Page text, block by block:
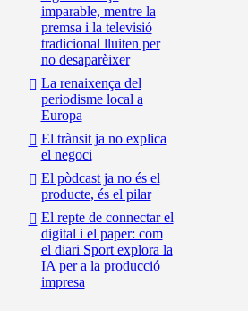
imparable, mentre la
premsa i la televisió
tradicional lluiten per
no desaparèixer
La renaixença del
periodisme local a
Europa
El trànsit ja no explica
el negoci
El pòdcast ja no és el
producte, és el pilar
El repte de connectar el
digital i el paper: com
el diari Sport explora la
IA per a la producció
impresa